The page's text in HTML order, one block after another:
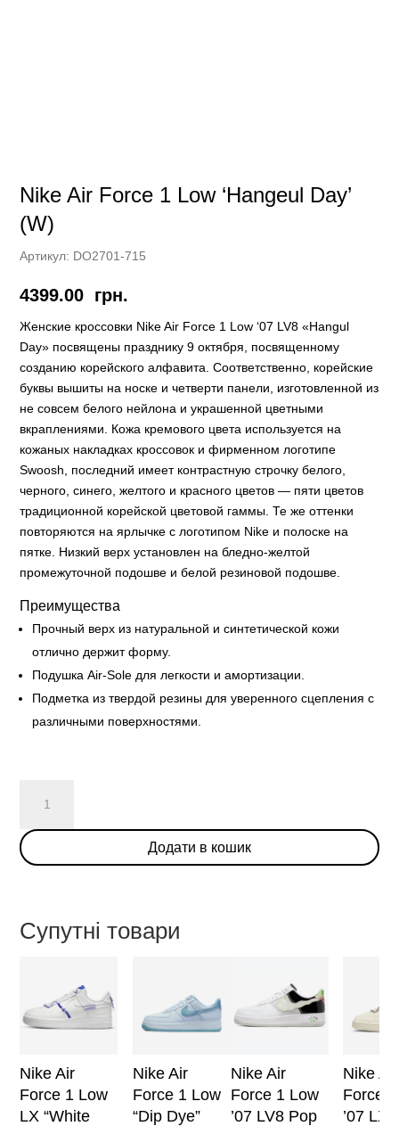
Nike Air Force 1 Low ‘Hangeul Day’
(W)
Артикул: DO2701-715
4399.00 грн.
Женские кроссовки Nike Air Force 1 Low ‘07 LV8 «Hangul
Day» посвящены празднику 9 октября, посвященному
созданию корейского алфавита. Соответственно, корейские
буквы вышиты на носке и четверти панели, изготовленной из
не совсем белого нейлона и украшенной цветными
вкраплениями. Кожа кремового цвета используется на
кожаных накладках кроссовок и фирменном логотипе
Swoosh, последний имеет контрастную строчку белого,
черного, синего, желтого и красного цветов — пяти цветов
традиционной корейской цветовой гаммы. Те же оттенки
повторяются на ярлычке с логотипом Nike и полоске на
пятке. Низкий верх установлен на бледно-желтой
промежуточной подошве и белой резиновой подошве.
Преимущества
Прочный верх из натуральной и синтетической кожи
отлично держит форму.
Подушка Air-Sole для легкости и амортизации.
Подметка из твердой резины для уверенного сцепления с
различными поверхностями.
Force
1
(W)
Додати в кошик
Супутні товари
Nike Air
Force 1 Low
LX “White
Nike Air
Force 1 Low
“Dip Dye”
Nike Air
Force 1 Low
’07 LV8 Pop
Nike Air
Force
’07 LX